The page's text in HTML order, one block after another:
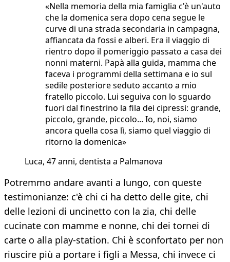
«Nella memoria della mia famiglia c'è un'auto
che la domenica sera dopo cena segue le
curve di una strada secondaria in campagna,
affiancata da fossi e alberi. Era il viaggio di
rientro dopo il pomeriggio passato a casa dei
nonni materni. Papà alla guida, mamma che
faceva i programmi della settimana e io sul
sedile posteriore seduto accanto a mio
fratello piccolo. Lui seguiva con lo sguardo
fuori dal finestrino la fila dei cipressi: grande,
piccolo, grande, piccolo... Io, noi, siamo
ancora quella cosa lì, siamo quel viaggio di
ritorno la domenica»
Luca, 47 anni, dentista a Palmanova
Potremmo andare avanti a lungo, con queste
testimonianze: c'è chi ci ha detto delle gite, chi
delle lezioni di uncinetto con la zia, chi delle
cucinate con mamme e nonne, chi dei tornei di
carte o alla play-station. Chi è sconfortato per non
riuscire più a portare i figli a Messa, chi invece ci